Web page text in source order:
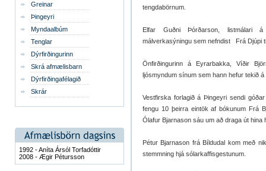
Greinar
Þingeyri
Myndaalbúm
Tenglar
Dýrfirðingurinn
Skrá afmælisbarn
Dýrfirðingafélagið
Skrár
1992 - Aníta Ársól Torfadóttir
2008 - Ægir Pétursson
tengdabörnum.
Elfar Guðni Þórðarson,
málverkasýningu sem nefndist Frá Djúpi
Önfirðingurinn á Eyrarbakka, Víðir
ljósmyndum sínum sem hann hefur tekið
Vestfirska forlagið á Þingeyri sendi
fengu 10 þeirra eintök af bókunum Frá
Ólafur Bjarnason sáu um að draga út hina
Pétur Bjarnason frá Bíldudal kom með
stemmning hjá sólarkaffisgestunum.